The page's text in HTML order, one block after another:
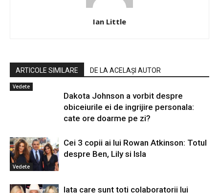
Ian Little
ARTICOLE SIMILARE DE LA ACELAȘI AUTOR
Vedete
Dakota Johnson a vorbit despre
obiceiurile ei de ingrijire personala:
cate ore doarme pe zi?
Vedete
Cei 3 copii ai lui Rowan Atkinson: Totul
despre Ben, Lily si Isla
Iata care sunt toti colaboratorii lui